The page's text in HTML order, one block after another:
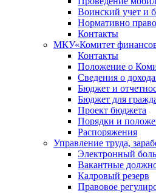
Воинский учет и
Нормативно
Контакты
МКУ«Комитет
Контакты
Положение о
Сведения о
Бюджет и
Бюджет для
Проект бюджета
Порядки и
Распоряжения
Управление труда,
Электронный
Вакантные
Кадровый резерв
Правовое